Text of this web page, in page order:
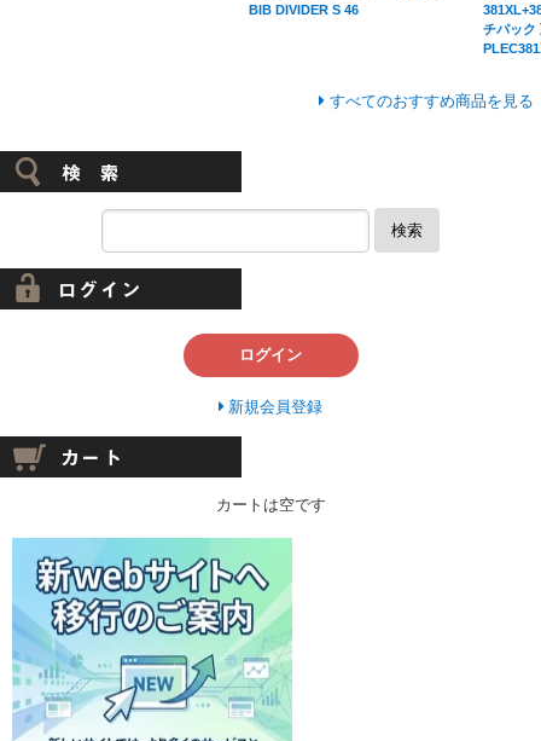
BIB DIVIDER S 46
チパック
すべてのおすすめ商品を見る
検索
ログイン
新規会員登録
カートは空です